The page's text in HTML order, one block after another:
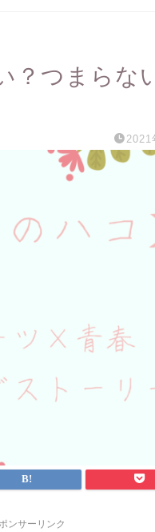
？つまらな
2021
ンサーリンク